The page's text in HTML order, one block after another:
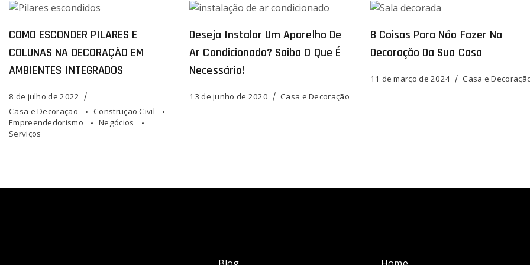
COMO ESCONDER PILARES E
COLUNAS NA DECORAÇÃO EM
AMBIENTES INTEGRADOS
8 de julho de 2022
Casa e Decoração
Construção Civil
Empreendedorismo
Negócios
Serviços
Deseja Instalar Um Aparelho De
Ar Condicionado? Saiba O Que É
Necessário!
13 de junho de 2020 Casa e Decoração
8 Coisas Para Não Fazer Na
Decoração Da Sua Casa
11 de março de 2024 Casa e